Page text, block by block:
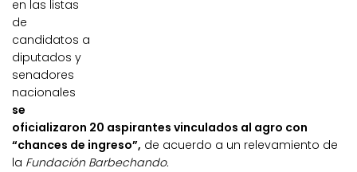
en las listas
de
candidatos a
diputados y
senadores
nacionales
se
oficializaron 20 aspirantes vinculados al agro con
“chances de ingreso”, de acuerdo a un relevamiento de
la Fundación Barbechando.